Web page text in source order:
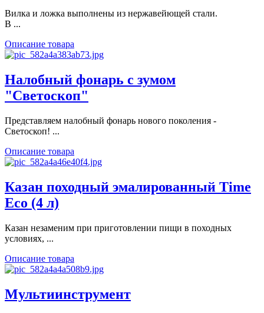
Вилка и ложка выполнены из нержавейющей стали.
В ...
Описание товара
Налобный фонарь с зумом
"Светоскоп"
Представляем налобный фонарь нового поколения -
Светоскоп! ...
Описание товара
Казан походный эмалированный Time
Eco (4 л)
Казан незаменим при приготовлении пищи в походных
условиях, ...
Описание товара
Мультиинструмент